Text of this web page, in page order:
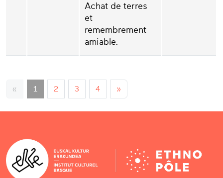
Achat de terres
et
remembrement
amiable.
« 1 2 3 4 »